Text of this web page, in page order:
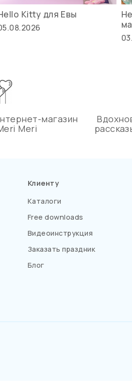
Kitty для Евы
магазин
Meri
Клиенту
Каталоги
Free downloads
Видеоинструкция
Заказать праздник
Блог